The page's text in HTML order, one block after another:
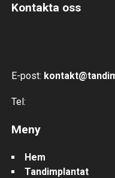
Kontakta oss
E-post:
Tel:
Meny
Hem
Tandimplantat